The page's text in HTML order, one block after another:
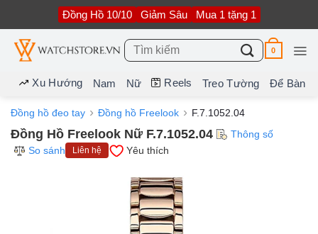
nội
dung
Đồng Hồ 10/10 Giảm Sâu Mua 1 tặng 1
Tìm
kiếm:
0
Xu Hướng Nam Nữ Reels Treo Tường Để Bàn
Đồng hồ đeo tay Đồng hồ Freelook F.7.1052.04
Đồng Hồ Freelook Nữ F.7.1052.04
Thông số
So sánh
Liên hệ Yêu thích